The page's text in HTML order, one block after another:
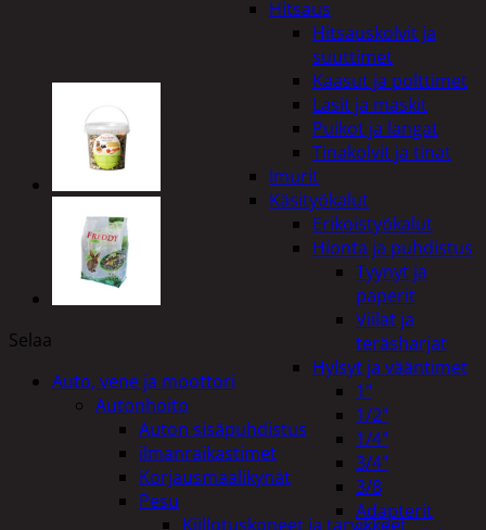
Hitsaus
Hitsauskolvit ja
suuttimet
Kaasut ja polttimet
Lasit ja maskit
Puikot ja langat
Tinakolvit ja tinat
Imurit
Käsityökalut
Erikoistyökalut
Hionta ja puhdistus
Tyynyt ja
paperit
Viilat ja
teräsharjat
Hylsyt ja vääntimet
1"
1/2"
1/4"
3/4"
3/8
Adapterit
Selaa
Auto, vene ja moottori
Autonhoito
Auton sisäpuhdistus
ilmanraikastimet
Korjausmaalikynät
Pesu
Kiillotuskoneet ja tarvikkeet